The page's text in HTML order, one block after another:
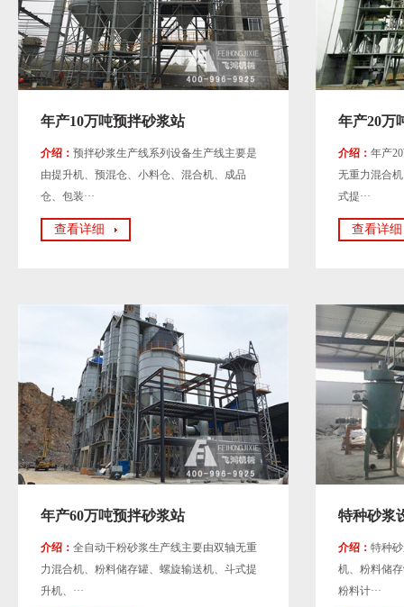
年产10万吨预拌砂浆站
介绍： 预拌砂浆生产线系列设备生产线主要是
由提升机、预混仓、小料仓、混合机、成品
仓、包装···
查看详细
年产20万
介绍： 年产
无重力混合
式提···
查看详细
年产60万吨预拌砂浆站
介绍： 全自动干粉砂浆生产线主要由双轴无重
力混合机、粉料储存罐、螺旋输送机、斗式提
升机、···
特种砂浆
介绍： 特种
机、粉料储
粉料计···